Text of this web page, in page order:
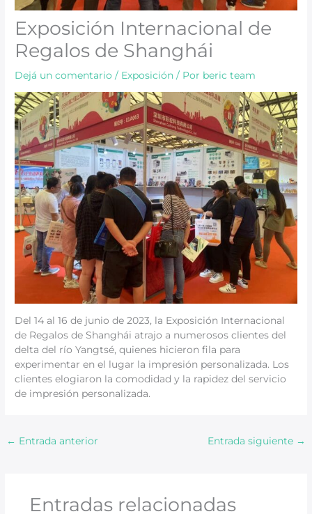
Exposición Internacional de
Regalos de Shanghái
Dejá un comentario / Exposición / Por beric team
Del 14 al 16 de junio de 2023, la Exposición Internacional
de Regalos de Shanghái atrajo a numerosos clientes del
delta del río Yangtsé, quienes hicieron fila para
experimentar en el lugar la impresión personalizada. Los
clientes elogiaron la comodidad y la rapidez del servicio
de impresión personalizada.
← Entrada anterior Entrada siguiente →
Entradas relacionadas